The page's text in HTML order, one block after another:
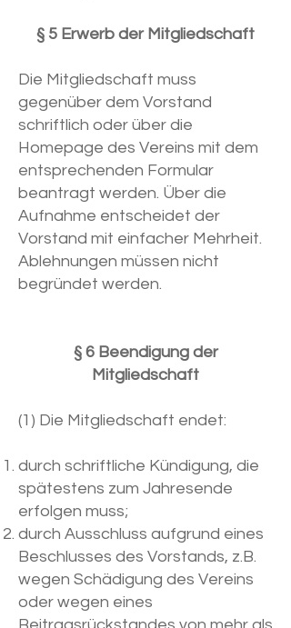
§ 5 Erwerb der Mitgliedschaft
Die Mitgliedschaft muss
gegenüber dem Vorstand
schriftlich oder über die
Homepage des Vereins mit dem
entsprechenden Formular
beantragt werden. Über die
Aufnahme entscheidet der
Vorstand mit einfacher Mehrheit.
Ablehnungen müssen nicht
begründet werden.
§ 6 Beendigung der
Mitgliedschaft
(1) Die Mitgliedschaft endet:
durch schriftliche Kündigung, die
spätestens zum Jahresende
erfolgen muss;
durch Ausschluss aufgrund eines
Beschlusses des Vorstands, z.B.
wegen Schädigung des Vereins
oder wegen eines